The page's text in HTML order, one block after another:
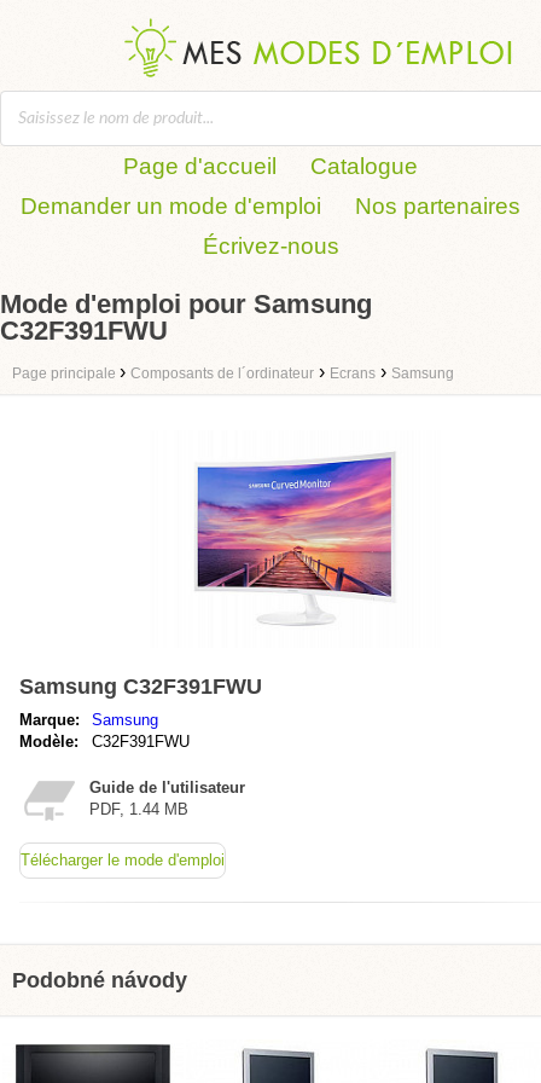
Page d'accueil
Catalogue
Demander un mode d'emploi
Nos partenaires
Écrivez-nous
Mode d'emploi pour Samsung
C32F391FWU
Page principale › Composants de l´ordinateur › Ecrans › Samsung
Samsung C32F391FWU
Marque:
Samsung
Modèle:
C32F391FWU
Guide de l'utilisateur
PDF, 1.44 MB
Télécharger le mode d'emploi
Podobné návody